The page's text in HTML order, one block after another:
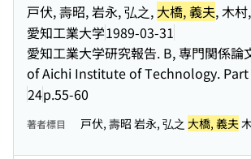
戸伏, 壽昭, 岩永, 弘之, 大橋, 義夫, 木
愛知工業大学1989-03-31
愛知工業大学研究報告. B, 専門関係
of Aichi Institute of Technology. Part
24p.55-60
著者標目 戸伏, 壽昭 岩永, 弘之 大橋, 義夫